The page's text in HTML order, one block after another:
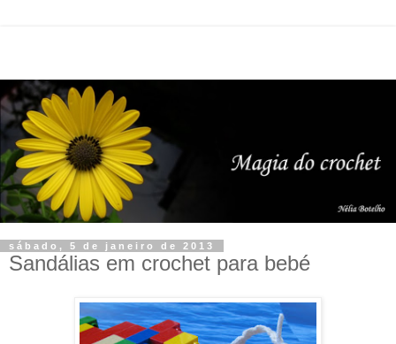
sábado, 5 de janeiro de 2013
Sandálias em crochet para bebé